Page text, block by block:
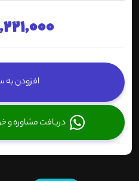
3,221,000
افزودن به
دریافت مشاوره و